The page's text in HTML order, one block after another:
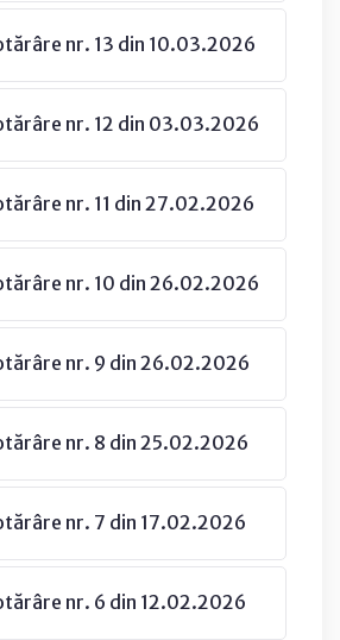
nr. 13 din 10.03.2026
nr. 12 din 03.03.2026
nr. 11 din 27.02.2026
nr. 10 din 26.02.2026
nr. 9 din 26.02.2026
nr. 8 din 25.02.2026
nr. 7 din 17.02.2026
nr. 6 din 12.02.2026